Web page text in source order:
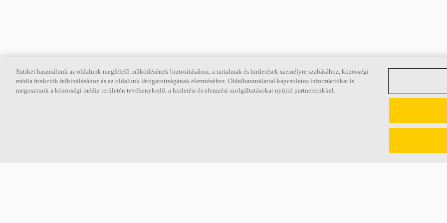
Rólunk Hivatkozások
Sütiket használunk az oldalunk megfelelő működésének biztosításához, a tartalmak és hirdetések személyre szabásához, közösségi
média funkciók felkínálásához és az oldalunk látogatottságának elemzéséhez. Oldalhasználattal kapcsolatos információkat is
megosztunk a közösségi média területén tevékenykedő, a hirdetési és elemzési szolgáltatásokat nyújtó partnereinkkel.